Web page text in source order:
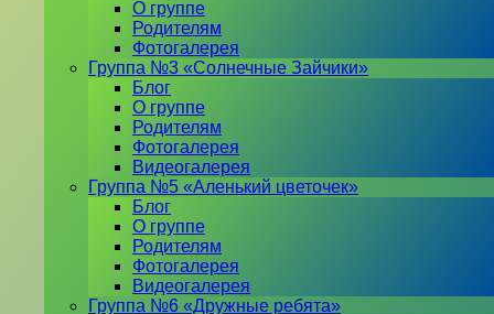
О группе
Родителям
Фотогалерея
Группа №3 «Солнечные Зайчики»
Блог
О группе
Родителям
Фотогалерея
Видеогалерея
Группа №5 «Аленький цветочек»
Блог
О группе
Родителям
Фотогалерея
Видеогалерея
Группа №6 «Дружные ребята»